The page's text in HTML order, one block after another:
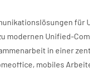
für
modernen Unified-
in einer
mobiles